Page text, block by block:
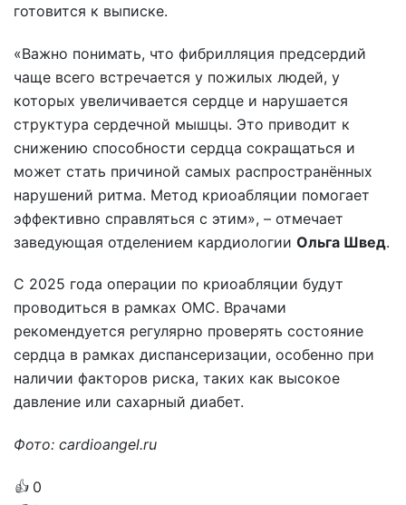
готовится к выписке.
«Важно понимать, что фибрилляция предсердий
чаще всего встречается у пожилых людей, у
которых увеличивается сердце и нарушается
структура сердечной мышцы. Это приводит к
снижению способности сердца сокращаться и
может стать причиной самых распространённых
нарушений ритма. Метод криоабляции помогает
эффективно справляться с этим», – отмечает
заведующая отделением кардиологии Ольга Швед.
С 2025 года операции по криоабляции будут
проводиться в рамках ОМС. Врачами
рекомендуется регулярно проверять состояние
сердца в рамках диспансеризации, особенно при
наличии факторов риска, таких как высокое
давление или сахарный диабет.
Фото: cardioangel.ru
👍 0